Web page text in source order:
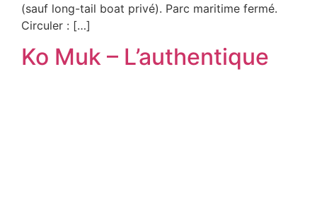
(sauf long-tail boat privé). Parc maritime fermé.
Circuler : […]
Ko Muk – L’authentique